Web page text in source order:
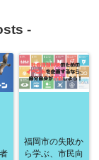
-
福岡市の失敗か
ら学ぶ、市民向